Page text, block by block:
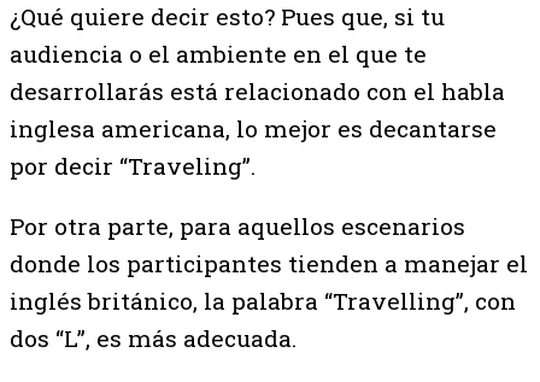
¿Qué quiere decir esto? Pues que, si tu
audiencia o el ambiente en el que te
desarrollarás está relacionado con el habla
inglesa americana, lo mejor es decantarse
por decir “Traveling”.
Por otra parte, para aquellos escenarios
donde los participantes tienden a manejar el
inglés británico, la palabra “Travelling”, con
dos “L”, es más adecuada.